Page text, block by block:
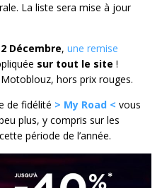
La liste sera mise à jour
Décembre, une remise
sur tout le site !
hors prix rouges.
de fidélité > My Road < vous
plus, y compris sur les
période de l’année.